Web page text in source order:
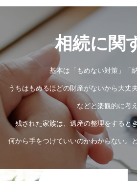
相続に関
基本は「もめない対策」「
うちはもめるほどの財産がないから大丈
などと楽観的に考
残された家族は、遺産の整理をすると
何から手をつけていいのかわからない。